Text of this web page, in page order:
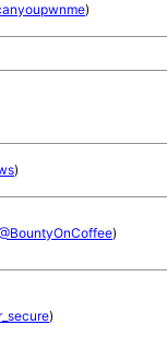
)
)
)
)